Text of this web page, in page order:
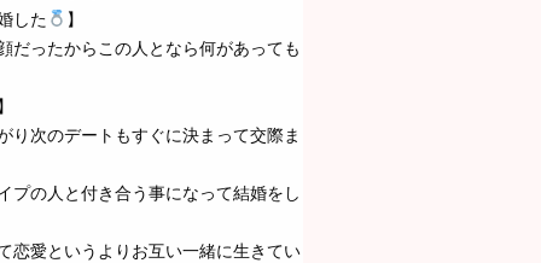
した
】
だったからこの人となら何があっても
り次のデートもすぐに決まって交際ま
プの人と付き合う事になって結婚をし
恋愛というよりお互い一緒に生きてい